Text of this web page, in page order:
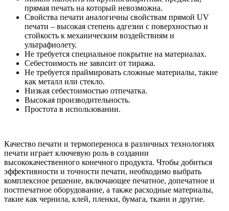
прямая печать на который невозможна.
Свойства печати аналогичны свойствам прямой UV
печати – высокая степень адгезии с поверхностью и
стойкость к механическим воздействиям и
ультрафиолету.
Не требуется специальное покрытие на материалах.
Себестоимость не зависит от тиража.
Не требуется праймировать сложные материалы, такие
как металл или стекло.
Низкая себестоимостью отпечатка.
Высокая производительность.
Простота в использовании.
Качество печати и термопереноса в различных технологиях
печати играет ключевую роль в создании
высококачественного конечного продукта. Чтобы добиться
эффективности и точности печати, необходимо выбрать
комплексное решение, включающее печатное, допечатное и
постпечатное оборудование, а также расходные материалы,
такие как чернила, клей, пленки, бумага, ткани и другие.